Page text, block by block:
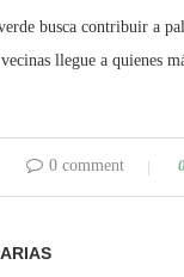
busca contribuir a
llegue a quienes
0 comment